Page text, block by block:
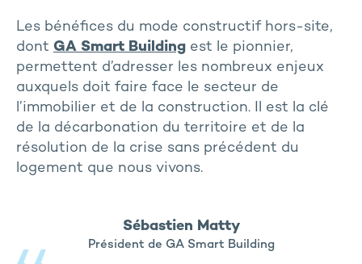
Les bénéfices du mode constructif hors-site,
dont GA Smart Building est le pionnier,
permettent d’adresser les nombreux enjeux
auxquels doit faire face le secteur de
l’immobilier et de la construction. Il est la clé
de la décarbonation du territoire et de la
résolution de la crise sans précédent du
logement que nous vivons.
Sébastien Matty
Président de GA Smart Building